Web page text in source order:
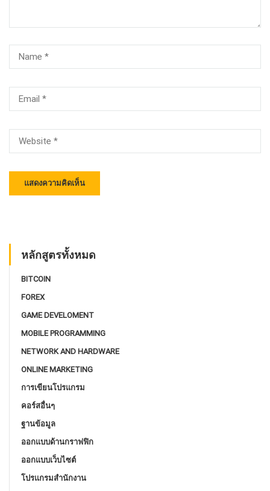
หลักสูตรทั้งหมด
BITCOIN
FOREX
GAME DEVELOMENT
MOBILE PROGRAMMING
NETWORK AND HARDWARE
ONLINE MARKETING
การเขียนโปรแกรม
คอร์สอื่นๆ
ฐานข้อมูล
ออกแบบด้านกราฟฟิก
ออกแบบเว็บไซต์
โปรแกรมสํานักงาน